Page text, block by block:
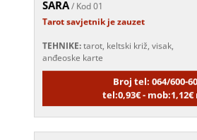
Tarot savjetnik je zauzet
TEHNIKE:tarot, keltski križ, visak,
anđeoske karte
tel:0,93€ - mob:1,12€
MAJA/ Kod 04